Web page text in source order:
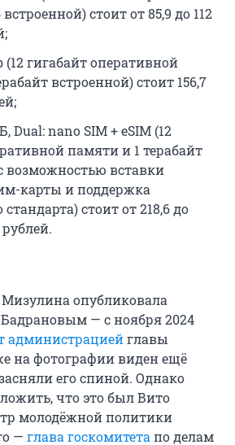
стоит от 85,9 до 112
(12 гигабайт оперативной
встроенной) стоит 156,7
Dual: nano SIM + eSIM (12
памяти и 1 терабайт
возможностью вставки
карты и поддержка
стоит от 218,6 до
опубликовала
— с ноября 2024
администрациейглавы
на фотографии виден ещё
его спиной. Однако
что это был Вито
молодёжной политики
— глава госкомитетапо делам